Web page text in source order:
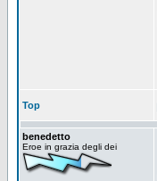
Top
benedetto
Eroe in grazia degli dei